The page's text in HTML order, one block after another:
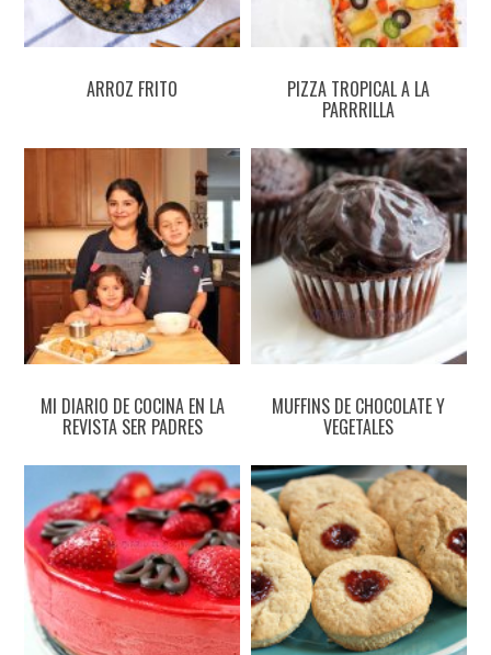
ARROZ FRITO PIZZA TROPICAL A LA
PARRRILLA
MI DIARIO DE COCINA EN LA
REVISTA SER PADRES
MUFFINS DE CHOCOLATE Y
VEGETALES